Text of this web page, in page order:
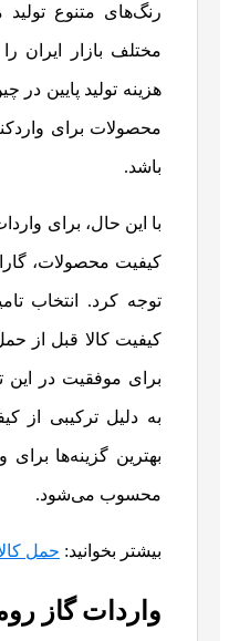
رنگ‌های متنوع تولید
مختلف بازار ایران
هزینه تولید پایین
محصولات برای
باشد.
با این حال، برای
کیفیت محصولات،
توجه کرد. انتخاب
کیفیت کالا قبل از
برای موفقیت در
به دلیل ترکیبی از
بهترین گزینه‌ها برای
محسوب می‌شود.
بیشتر بخوانید: حمل
واردات گاز